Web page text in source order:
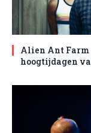
Alien Ant Farm
hoogtijdagen